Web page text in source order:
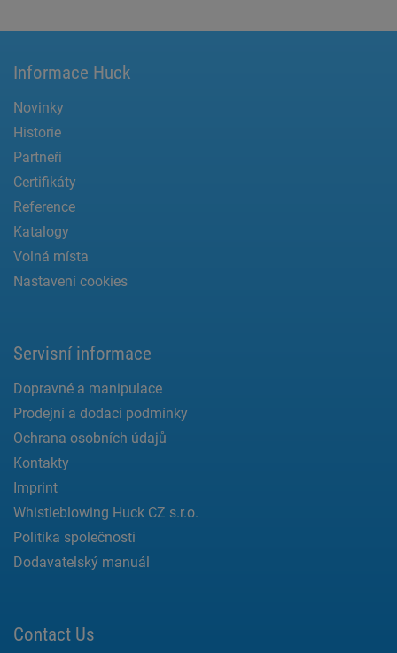
Informace Huck
Novinky
Historie
Partneři
Certifikáty
Reference
Katalogy
Volná místa
Nastavení cookies
Servisní informace
Dopravné a manipulace
Prodejní a dodací podmínky
Ochrana osobních údajů
Kontakty
Imprint
Whistleblowing Huck CZ s.r.o.
Politika společnosti
Dodavatelský manuál
Contact Us